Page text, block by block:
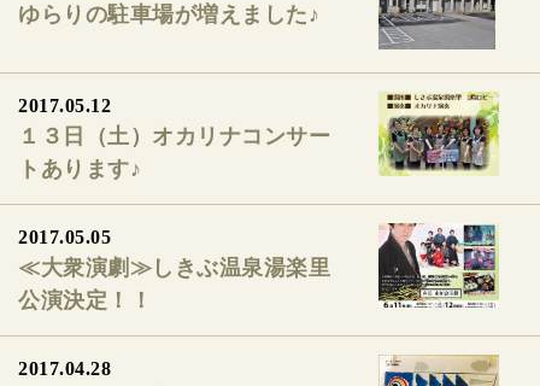
ゆらりの駐車場が増えました♪
2017.05.12
１３日（土）オカリナコンサー
トあります♪
2017.05.05
≪大衆演劇≫しきぶ温泉湯楽里
公演決定！！
2017.04.28